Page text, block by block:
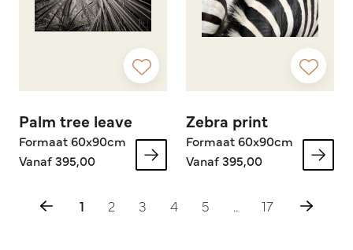
Palm tree leave
Formaat 60x90cm
Vanaf 395,00
Zebra print
Formaat 60x90cm
Vanaf 395,00
1 2 3 4 5 .. 17